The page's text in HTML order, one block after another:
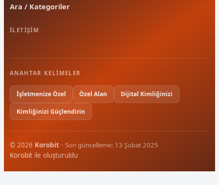
Ara / Kategoriler
İLETIŞIM
ANAHTAR KELIMELER
İşletmenize Özel Özel Alan Dijital Kimliğinizi
Kimliğinizi Güçlendirin
© 2026 Korobit · Son güncelleme: 13 Şubat 2025
Korobit ile oluşturuldu